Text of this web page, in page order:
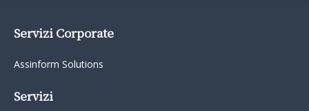
Servizi Corporate
Assinform Solutions
Servizi